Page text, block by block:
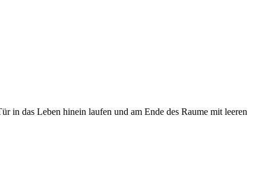
in das Leben hinein laufen und am Ende des Raume mit leeren